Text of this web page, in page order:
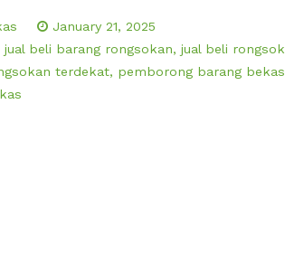
January 21, 2025
jual beli barang rongsokan, jual beli rongsok
terdekat, pemborong barang bekas